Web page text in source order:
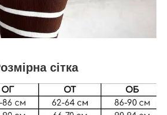
сітка